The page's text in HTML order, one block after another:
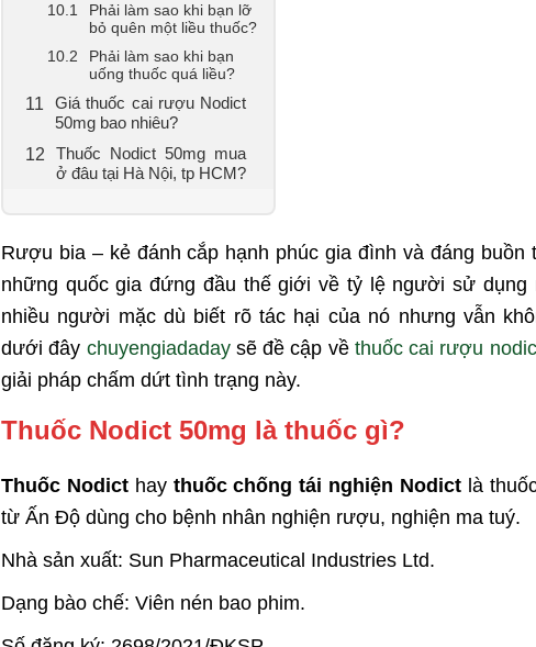
Phải làm sao khi bạn lỡ
bỏ quên một liều thuốc?
Phải làm sao khi bạn
uống thuốc quá liều?
Giá thuốc cai rượu Nodict
50mg bao nhiêu?
Thuốc Nodict 50mg mua
ở đâu tại Hà Nội, tp HCM?
Rượu bia – kẻ đánh cắp hạnh phúc gia đình và đáng buồn
những quốc gia đứng đầu thế giới về tỷ lệ người sử
nhiều người mặc dù biết rõ tác hại của nó nhưng vẫn
dưới đây chuyengiadadaysẽ đề cập về thuốc cai rượu
giải pháp chấm dứt tình trạng này.
Thuốc Nodict 50mg là thuốc gì?
Thuốc Nodicthay thuốc chống tái nghiện Nodictlà
từ Ấn Độ dùng cho bệnh nhân nghiện rượu, nghiện ma tuý.
Nhà sản xuất: Sun Pharmaceutical Industries Ltd.
Dạng bào chế: Viên nén bao phim.